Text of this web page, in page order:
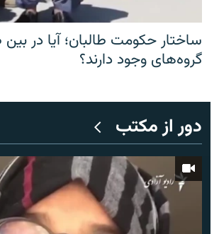
ساختار حکومت طالبان؛ آیا در
گروه‌های وجود دارند؟
دور از مکتب